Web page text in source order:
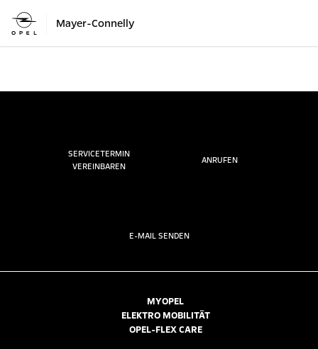
Mayer-Connelly
SERVICETERMIN
VEREINBAREN
ANRUFEN
E-MAIL SENDEN
MYOPEL
ELEKTRO MOBILITÄT
OPEL-FLEX CARE